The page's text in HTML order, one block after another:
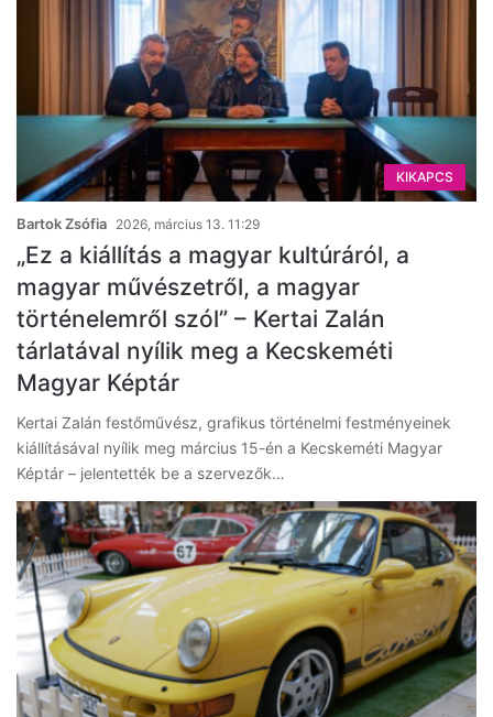
KIKAPCS
Bartok Zsófia 2026, március 13. 11:29
„Ez a kiállítás a magyar kultúráról, a
magyar művészetről, a magyar
történelemről szól” – Kertai Zalán
tárlatával nyílik meg a Kecskeméti
Magyar Képtár
Kertai Zalán festőművész, grafikus történelmi festményeinek
kiállításával nyílik meg március 15-én a Kecskeméti Magyar
Képtár – jelentették be a szervezők…